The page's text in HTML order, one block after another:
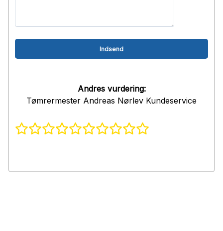
Andres vurdering:
Tømrermester Andreas Nørlev Kundeservice